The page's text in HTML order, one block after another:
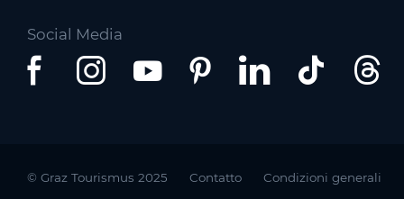
Social Media
© Graz Tourismus 2025 Contatto Condizioni generali